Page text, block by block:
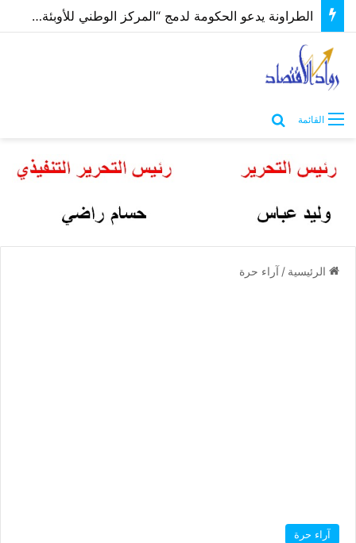
الطراونة يدعو الحكومة لدمج “المركز الوطني للأوبئة” بوزارة الصحة لتوحيد الجهود وإنهاء الازدواجية
القائمة
الرئيسية / آراء حرة
آراء حرة